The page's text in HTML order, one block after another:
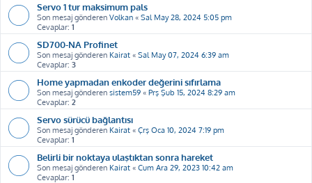
Servo 1 tur maksimum pals
Son mesaj gönderen Volkan « Sal May 28, 2024 5:05 pm
Cevaplar: 1
SD700-NA Profinet
Son mesaj gönderen Kairat « Sal May 07, 2024 6:39 am
Cevaplar: 3
Home yapmadan enkoder değerini sıfırlama
Son mesaj gönderen sistem59 « Prş Şub 15, 2024 8:29 am
Cevaplar: 2
Servo sürücü bağlantısı
Son mesaj gönderen Kairat « Çrş Oca 10, 2024 7:19 pm
Cevaplar: 1
Belirli bir noktaya ulaştıktan sonra hareket
Son mesaj gönderen Kairat « Cum Ara 29, 2023 10:42 am
Cevaplar: 1